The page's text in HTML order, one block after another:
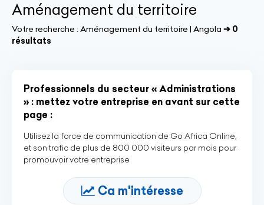
Aménagement du territoire
Votre recherche : Aménagement du territoire | Angola ➔ 0
résultats
Professionnels du secteur « Administrations
» : mettez votre entreprise en avant sur cette
page :
Utilisez la force de communication de Go Africa Online,
et son trafic de plus de 800 000 visiteurs par mois pour
promouvoir votre entreprise
Ca m'intéresse